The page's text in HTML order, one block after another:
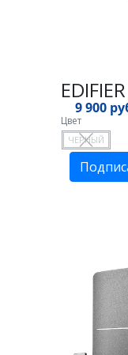
9 900
Цвет
ЧЕРНЫЙ